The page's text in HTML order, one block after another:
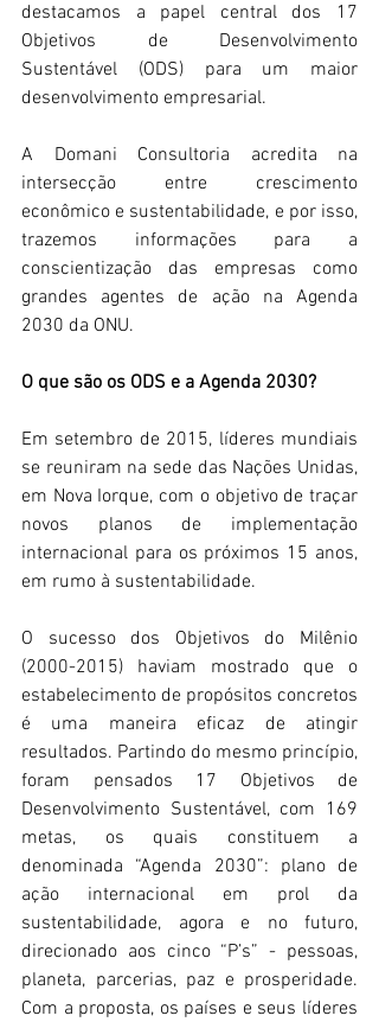
destacamos a papel central dos 17
Objetivos de Desenvolvimento
Sustentável (ODS) para um maior
desenvolvimento empresarial.
A Domani Consultoria acredita na
intersecção entre crescimento
econômico e sustentabilidade, e por isso,
trazemos informações para a
conscientização das empresas como
grandes agentes de ação na Agenda
2030 da ONU.
O que são os ODS e a Agenda 2030?
Em setembro de 2015, líderes mundiais
se reuniram na sede das Nações Unidas,
em Nova Iorque, com o objetivo de traçar
novos planos de implementação
internacional para os próximos 15 anos,
em rumo à sustentabilidade.
O sucesso dos Objetivos do Milênio
(2000-2015) haviam mostrado que o
estabelecimento de propósitos concretos
é uma maneira eficaz de atingir
resultados. Partindo do mesmo princípio,
foram pensados 17 Objetivos de
Desenvolvimento Sustentável, com 169
metas, os quais constituem a
denominada “Agenda 2030”: plano de
ação internacional em prol da
sustentabilidade, agora e no futuro,
direcionado aos cinco “P’s” - pessoas,
planeta, parcerias, paz e prosperidade.
Com a proposta, os países e seus líderes